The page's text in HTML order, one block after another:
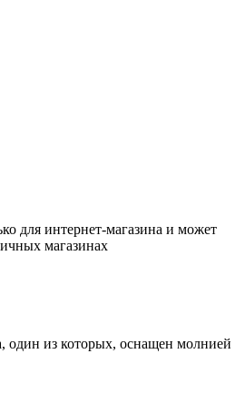
для интернет-магазина и может
магазинах
один из которых, оснащен молнией